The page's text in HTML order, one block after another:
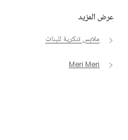
عرض المزيد
ملابس تنكرية للبنات
Meri Meri